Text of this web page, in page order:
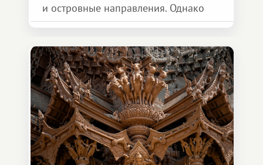
и островные направления. Однако
возможности обменной системы
значительно шире. Среди них есть
и Африка — континент, который
способен подарить совершенно иной
формат путешествия.